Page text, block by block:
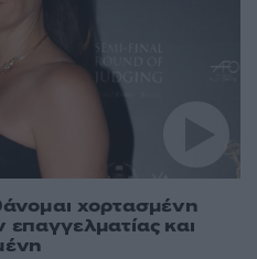
χορτασμένη
και